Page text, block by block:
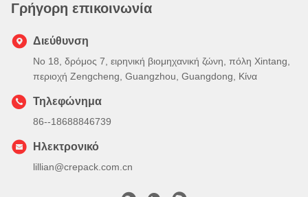
Γρήγορη επικοινωνία
Διεύθυνση
Νο 18, δρόμος 7, ειρηνική βιομηχανική ζώνη, πόλη Xintang,
περιοχή Zengcheng, Guangzhou, Guangdong, Κίνα
Τηλεφώνημα
86--18688846739
Ηλεκτρονικό
lillian@crepack.com.cn